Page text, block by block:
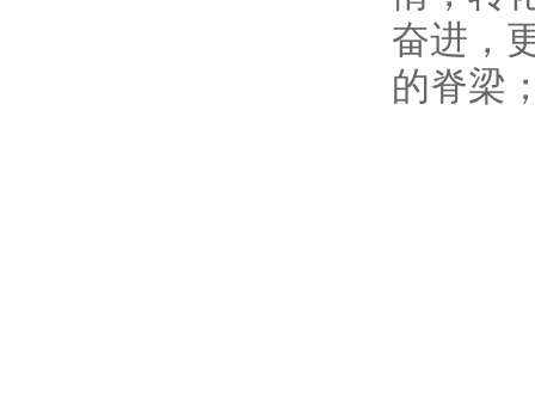
奋进，
的脊梁